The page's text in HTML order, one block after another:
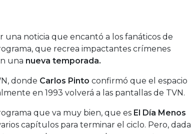
una noticia que encantó a los fanáticos de
que recrea impactantes crímenes
una nueva temporada.
donde Carlos Pinto confirmó que el espacio
en 1993 volverá a las pantallas de TVN.
que va muy bien, que es El Día Menos
capítulos para terminar el ciclo. Pero, dada